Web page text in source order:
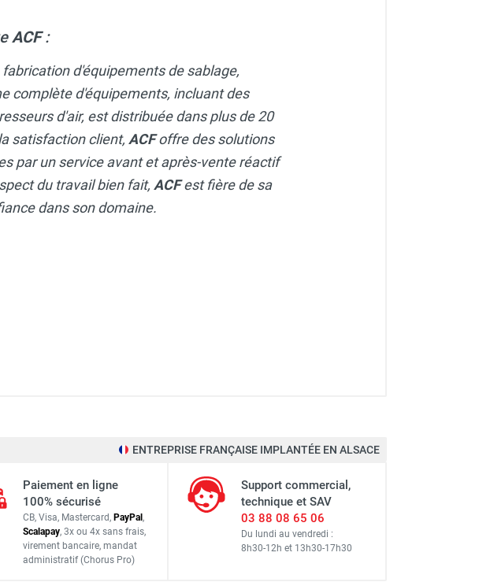
ACF:
d'équipements de sablage,
complète d'équipements, incluant des
d'air, est distribuée dans plus de 20
satisfaction client, ACFoffre des solutions
par un service avant et après-vente réactif
du travail bien fait, ACFest fière de sa
dans son domaine.
ENTREPRISE FRANÇAISE IMPLANTÉE EN ALSACE
Paiement en ligne
100% sécurisé
CB, Visa, Mastercard, PayPal,
Scalapay, 3x ou 4x sans frais,
virement bancaire, mandat
administratif (Chorus Pro)
Support commercial,
technique et SAV
03 88 08 65 06
Du lundi au vendredi :
8h30-12h et 13h30-17h30